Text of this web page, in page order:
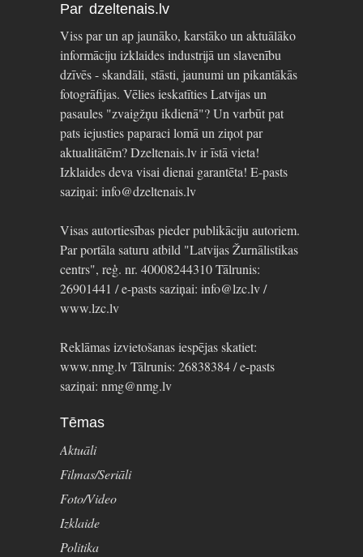
Par dzeltenais.lv
Viss par un ap jaunāko, karstāko un aktuālāko
informāciju izklaides industrijā un slavenību
dzīvēs - skandāli, stāsti, jaunumi un pikantākās
fotogrāfijas. Vēlies ieskatīties Latvijas un
pasaules "zvaigžņu ikdienā"? Un varbūt pat
pats iejusties paparaci lomā un ziņot par
aktualitātēm? Dzeltenais.lv ir īstā vieta!
Izklaides deva visai dienai garantēta! E-pasts
saziņai: info@dzeltenais.lv
Visas autortiesības pieder publikāciju autoriem.
Par portāla saturu atbild "Latvijas Žurnālistikas
centrs", reģ. nr. 40008244310 Tālrunis:
26901441 / e-pasts saziņai: info@lzc.lv /
www.lzc.lv
Reklāmas izvietošanas iespējas skatiet:
www.nmg.lv Tālrunis: 26838384 / e-pasts
saziņai: nmg@nmg.lv
Tēmas
Aktuāli
Filmas/Seriāli
Foto/Video
Izklaide
Politika